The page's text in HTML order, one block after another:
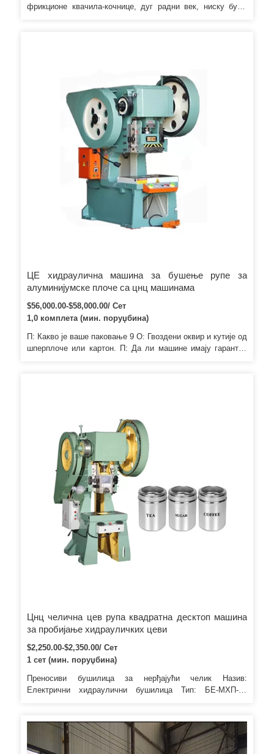
фрикционе квачила-кочнице, дуг радни век, ниску буку,
ЦЕ хидраулична машина за бушење рупе за
алуминијумске плоче са цнц машинама
$56,000.00-$58,000.00/ Сет
1,0 комплета (мин. поруџбина)
П: Какво је ваше паковање 9 О: Гвоздени оквир и кутије од
шперплоче или картон. П: Да ли машине имају гарантни
Цнц челична цев рупа квадратна десктоп машина
за пробијање хидрауличких цеви
$2,250.00-$2,350.00/ Сет
1 сет (мин. поруџбина)
Преносиви бушилица за нерђајући челик Назив:
Електрични хидраулични бушилица Тип: БЕ-МХП-20
пробијања: 2-3 с Дебљина пробијања: 6 мм Паковање:
Један ПЦ / Метална кутија / Картон Цтн Картон Величина:
545к310к180мм Величина машине: 500к195к100мм